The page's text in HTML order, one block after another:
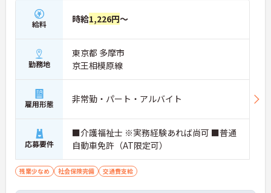
給料 時給1,226円～
勤務地
東京都 多摩市
京王相模原線
雇用形態 非常勤・パート・アルバイト
応募要件
■介護福祉士 ※実務経験あれば尚可 ■普通
自動車免許（AT限定可）
残業少なめ 社会保険完備 交通費支給